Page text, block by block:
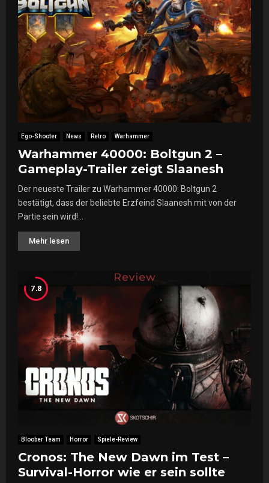
Ego-Shooter News Retro Warhammer
Warhammer 40000: Boltgun 2 –
Gameplay-Trailer zeigt Slaanesh
Der neueste Trailer zu Warhammer 40000: Boltgun 2
bestätigt, dass der beliebte Erzfeind Slaanesh mit von der
Partie sein wird!...
Mehr lesen
7.8
Bloober Team Horror Spiele-Review
Cronos: The New Dawn im Test –
Survival-Horror wie er sein sollte